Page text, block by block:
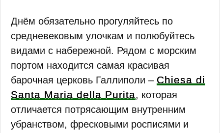
Днём обязательно прогуляйтесь по
средневековым улочкам и полюбуйтесь
видами с набережной. Рядом с морским
портом находится самая красивая
барочная церковь Галлиполи ‒ Chiesa di
Santa Maria della Purita, которая
отличается потрясающим внутренним
убранством, фресковыми росписями и